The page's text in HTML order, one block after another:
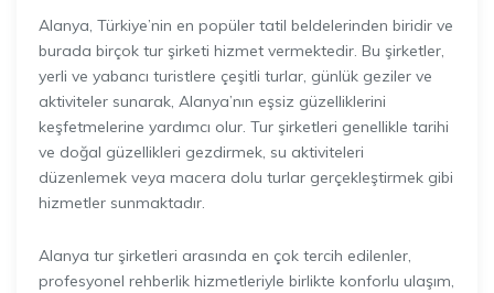
Alanya, Türkiye’nin en popüler tatil beldelerinden biridir ve
burada birçok tur şirketi hizmet vermektedir. Bu şirketler,
yerli ve yabancı turistlere çeşitli turlar, günlük geziler ve
aktiviteler sunarak, Alanya’nın eşsiz güzelliklerini
keşfetmelerine yardımcı olur. Tur şirketleri genellikle tarihi
ve doğal güzellikleri gezdirmek, su aktiviteleri
düzenlemek veya macera dolu turlar gerçekleştirmek gibi
hizmetler sunmaktadır.
Alanya tur şirketleri arasında en çok tercih edilenler,
profesyonel rehberlik hizmetleriyle birlikte konforlu ulaşım,